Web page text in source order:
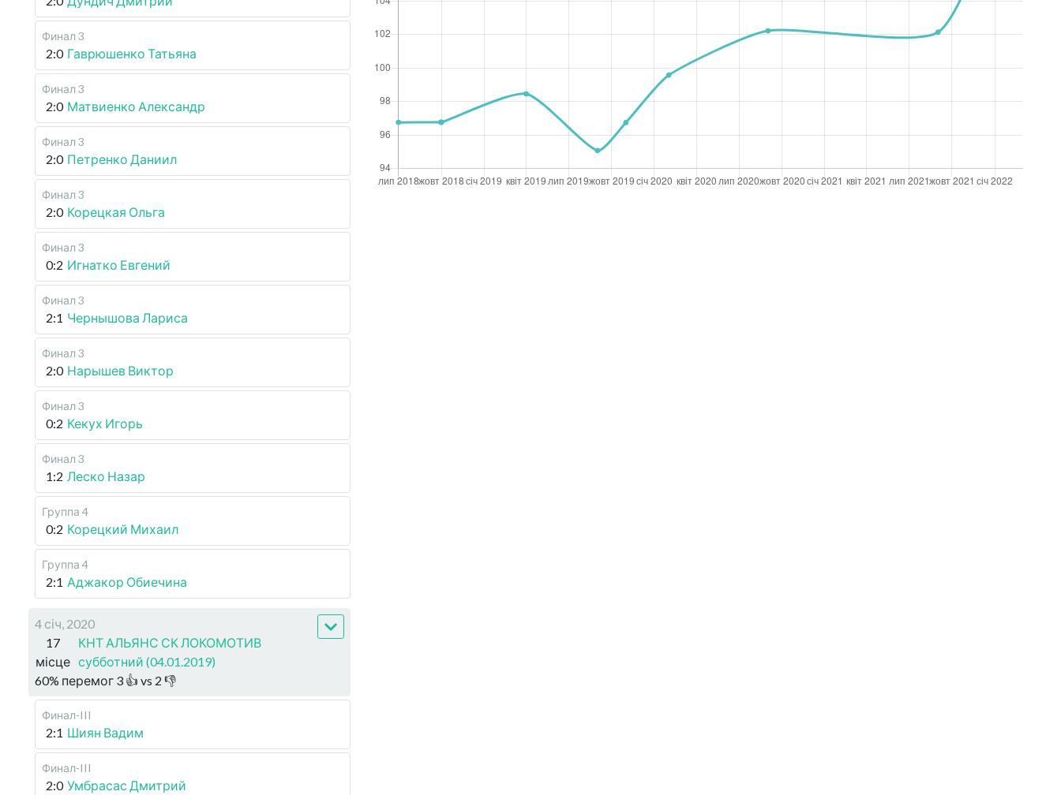
Финал 3
2:0 Гаврюшенко Татьяна
Финал 3
2:0 Матвиенко Александр
Финал 3
2:0 Петренко Даниил
Финал 3
2:0 Корецкая Ольга
Финал 3
0:2 Игнатко Евгений
Финал 3
2:1 Чернышова Лариса
Финал 3
2:0 Нарышев Виктор
Финал 3
0:2 Кекух Игорь
Финал 3
1:2 Леско Назар
Группа 4
0:2 Корецкий Михаил
Группа 4
2:1 Аджакор Обиечина
4 січ, 2020
17
місце
КНТ АЛЬЯНС СК ЛОКОМОТИВ
субботний (04.01.2019)
60% перемог 3 👍 vs 2 👎
Финал-III
2:1 Шиян Вадим
Финал-III
2:0 Умбрасас Дмитрий